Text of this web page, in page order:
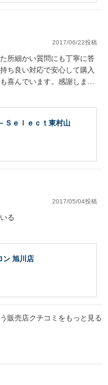
2017/06/22投稿
所細かい質問にも丁寧に答
ち良い対応で安心して購入
喜んでいます。感謝しま
Ｓｅｌｅｃｔ東村山
2017/05/04投稿
る
ン 旭川店
販売店クチコミをもっと見る